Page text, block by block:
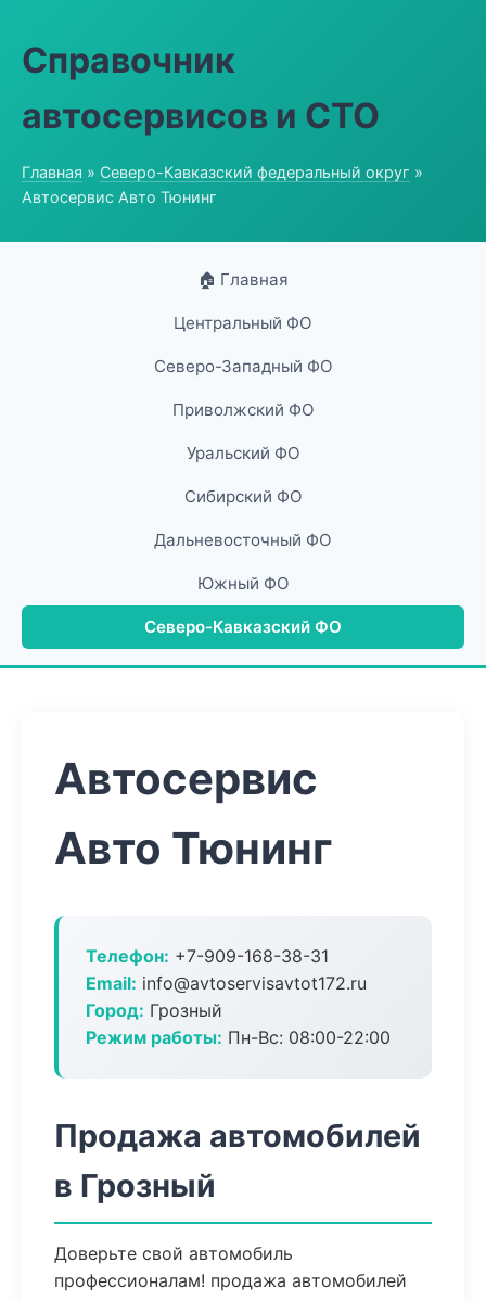
Справочник
автосервисов и СТО
Главная » Северо-Кавказский федеральный округ »
Автосервис Авто Тюнинг
🏠 Главная
Центральный ФО
Северо-Западный ФО
Приволжский ФО
Уральский ФО
Сибирский ФО
Дальневосточный ФО
Южный ФО
Северо-Кавказский ФО
Автосервис
Авто Тюнинг
Телефон: +7-909-168-38-31
Email: info@avtoservisavtot172.ru
Город: Грозный
Режим работы: Пн-Вс: 08:00-22:00
Продажа автомобилей
в Грозный
Доверьте свой автомобиль
профессионалам! продажа автомобилей